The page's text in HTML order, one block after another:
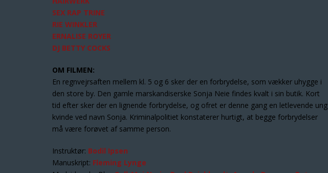
SEX RAP TRINE
RIE WINKLER
ERNALISE ROYER
DJ BETTY COCKS
OM FILMEN:
En regnvejrsaften mellem kl. 5 og 6 sker der en forbrydelse, som vækker uhygge i
den store by. Den gamle marskandiserske Sonja Neie findes kvalt i sin butik. Kort
tid efter sker der en lignende forbrydelse, og ofret er denne gang en letlevende ung
kvinde ved navn Sonja. Kriminalpolitiet konstaterer hurtigt, at begge forbrydelser
må være forøvet af samme person.
Instruktør: Bodil Ipsen
Manuskript: Fleming Lynge